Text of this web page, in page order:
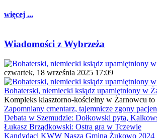
więcej ...
Wiadomości z Wybrzeża
czwartek, 18 września 2025 17:09
Bohaterski, niemiecki ksiądz upamiętniony w
Kompleks klasztorno-kościelny w Żarnowcu to
Zapomniany cmentarz, tajemnicze zgony
Debata w Szemudzie: Dołkowski pyta,
Łukasz Brządkowski: Ostra gra w Tczewie
Kandydaci KWW Nasza Gmina Żukowo 2024